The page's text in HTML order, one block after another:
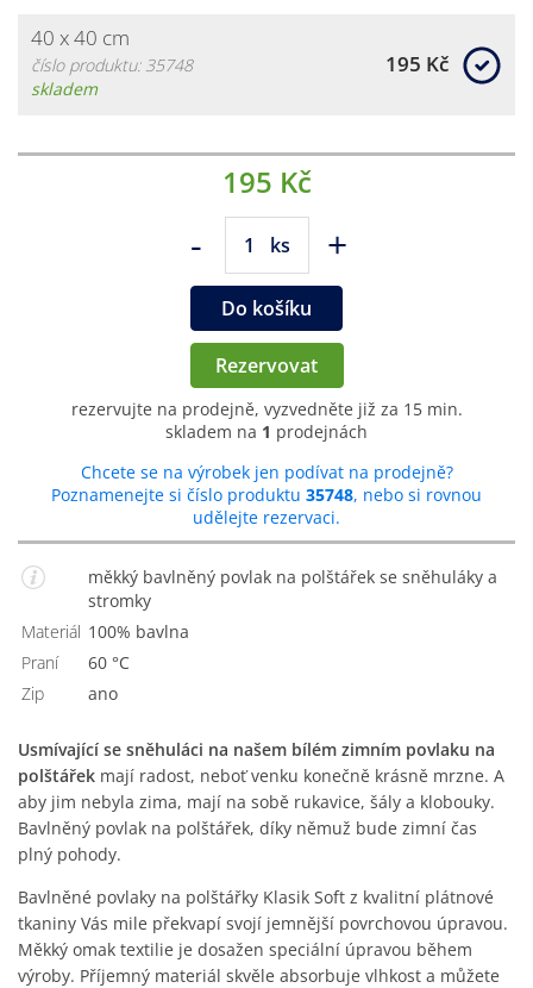
40 x 40 cm
číslo produktu: 35748
skladem
195 Kč
195 Kč
- ks +
Do košíku
Rezervovat
rezervujte na prodejně, vyzvedněte již za 15 min.
skladem na 1 prodejnách
Chcete se na výrobek jen podívat na prodejně?
Poznamenejte si číslo produktu 35748, nebo si rovnou
udělejte rezervaci.
měkký bavlněný povlak na polštářek se sněhuláky a
stromky
Materiál
100% bavlna
Praní
60 °C
Zip
Ano
Usmívající se sněhuláci na našem bílém zimním povlaku na
polštářek mají radost, neboť venku konečně krásně mrzne. A
aby jim nebyla zima, mají na sobě rukavice, šály a klobouky.
Bavlněný povlak na polštářek, díky němuž bude zimní čas
plný pohody.
Bavlněné povlaky na polštářky Klasik Soft z kvalitní plátnové
tkaniny Vás mile překvapí svojí jemnější povrchovou úpravou.
Měkký omak textilie je dosažen speciální úpravou během
výroby. Příjemný materiál skvěle absorbuje vlhkost a můžete